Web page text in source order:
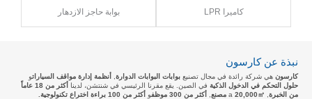
كاميرا LPR بوابة حاجز الازدهار
نبذة عن كارسون
كارسون هي شركة رائدة في مجال تصنيع بوابات البوابات الدوارة أنظمة إدارة مواقف السياراتو
حلول التحكم في الدخول الذكية في الصين. يقع مقرنا الرئيسي في شنتشن، لدينا
أكثر من 18 عاماً
من الخبرة
20,000㎡ مصنع أكثر من 300 موظف و أكثر من 100 براءة اختراع تكنولوجية.